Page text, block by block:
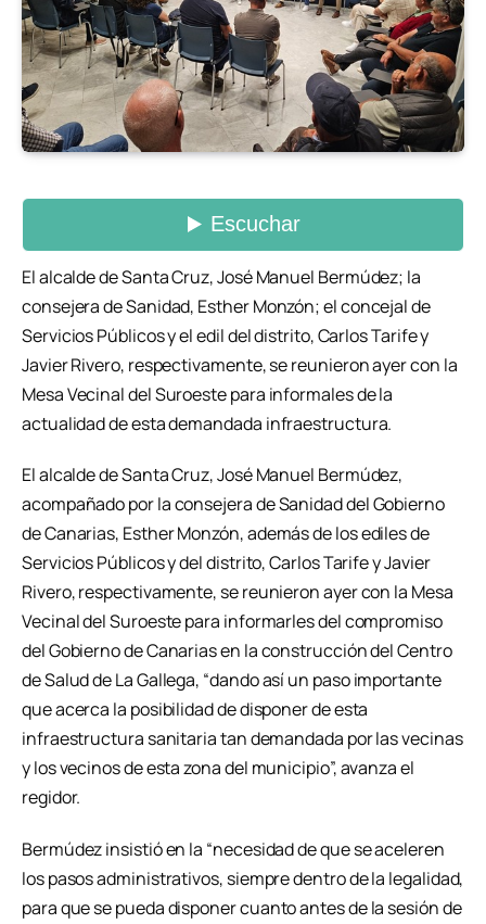
El alcalde de Santa Cruz, José Manuel Bermúdez; la
consejera de Sanidad, Esther Monzón; el concejal de
Servicios Públicos y el edil del distrito, Carlos Tarife y
Javier Rivero, respectivamente, se reunieron ayer con la
Mesa Vecinal del Suroeste para informales de la
actualidad de esta demandada infraestructura.
El alcalde de Santa Cruz, José Manuel Bermúdez,
acompañado por la consejera de Sanidad del Gobierno
de Canarias, Esther Monzón, además de los ediles de
Servicios Públicos y del distrito, Carlos Tarife y Javier
Rivero, respectivamente, se reunieron ayer con la Mesa
Vecinal del Suroeste para informarles del compromiso
del Gobierno de Canarias en la construcción del Centro
de Salud de La Gallega, “dando así un paso importante
que acerca la posibilidad de disponer de esta
infraestructura sanitaria tan demandada por las vecinas
y los vecinos de esta zona del municipio”, avanza el
regidor.
Bermúdez insistió en la “necesidad de que se aceleren
los pasos administrativos, siempre dentro de la legalidad,
para que se pueda disponer cuanto antes de la sesión de